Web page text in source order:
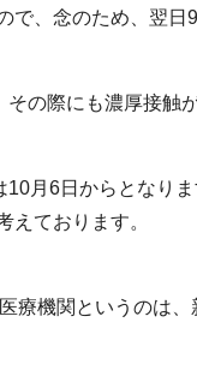
、念のため、翌日
の際にも濃厚接触
月6日からとなり
えております。
療機関というのは